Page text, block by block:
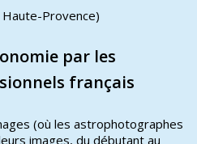
Provence)
par les
français
(où les astrophotographes
images, du débutant au